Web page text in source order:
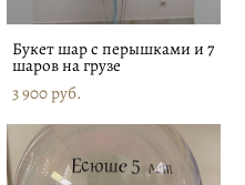
Букет шар с перышками и 7
шаров на грузе
3 900 pуб.